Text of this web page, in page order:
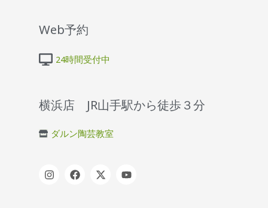
Web予約
24時間受付中
横浜店 JR山手駅から徒歩３分
ダルン陶芸教室